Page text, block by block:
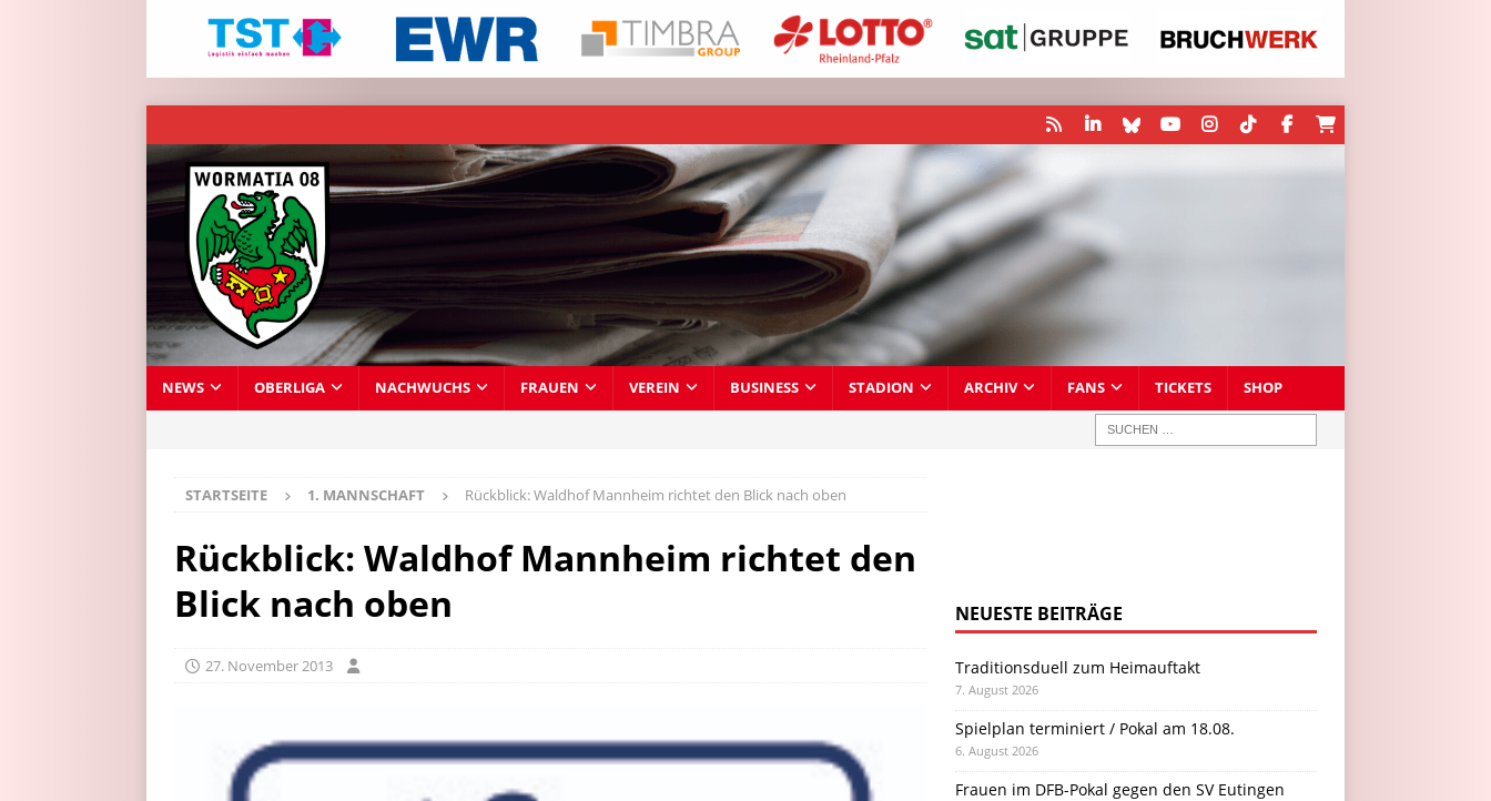
NEWS OBERLIGA NACHWUCHS FRAUEN VEREIN BUSINESS STADION ARCHIV FANS TICKETS SHOP
STARTSEITE 1. MANNSCHAFT Rückblick: Waldhof Mannheim richtet den Blick nach oben
Rückblick: Waldhof Mannheim richtet den
Blick nach oben
27. November 2013
NEUESTE BEITRÄGE
Traditionsduell zum Heimauftakt
7. August 2026
Spielplan terminiert / Pokal am 18.08.
6. August 2026
Frauen im DFB-Pokal gegen den SV Eutingen